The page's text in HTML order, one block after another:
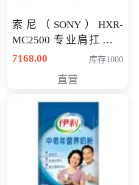
索尼（SONY）HXR-
MC2500 专业肩扛式存
储卡全高清摄录一体机
清入门级摄像机
7168.00 库存1000
直营